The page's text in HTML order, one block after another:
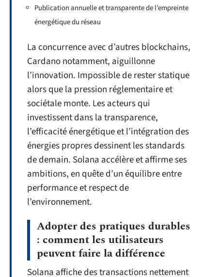
Publication annuelle et transparente de l’empreinte
énergétique du réseau
La concurrence avec d’autres blockchains,
Cardano notamment, aiguillonne
l’innovation. Impossible de rester statique
alors que la pression réglementaire et
sociétale monte. Les acteurs qui
investissent dans la transparence,
l’efficacité énergétique et l’intégration des
énergies propres dessinent les standards
de demain. Solana accélère et affirme ses
ambitions, en quête d’un équilibre entre
performance et respect de
l’environnement.
Adopter des pratiques durables
: comment les utilisateurs
peuvent faire la différence
Solana affiche des transactions nettement